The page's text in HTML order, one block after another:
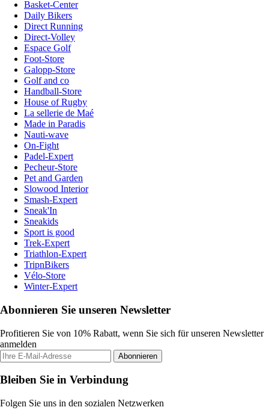
Basket-Center
Daily Bikers
Direct Running
Direct-Volley
Espace Golf
Foot-Store
Galopp-Store
Golf and co
Handball-Store
House of Rugby
La sellerie de Maé
Made in Paradis
Nauti-wave
On-Fight
Padel-Expert
Pecheur-Store
Pet and Garden
Slowood Interior
Smash-Expert
Sneak'In
Sneakids
Sport is good
Trek-Expert
Triathlon-Expert
TripnBikers
Vélo-Store
Winter-Expert
Abonnieren Sie unseren Newsletter
Profitieren Sie von 10% Rabatt, wenn Sie sich für unseren Newsletter
anmelden
Abonnieren
Bleiben Sie in Verbindung
Folgen Sie uns in den sozialen Netzwerken